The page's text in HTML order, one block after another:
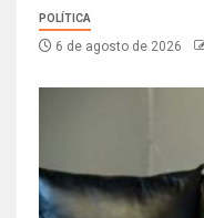
POLÍTICA
6 de agosto de 2026